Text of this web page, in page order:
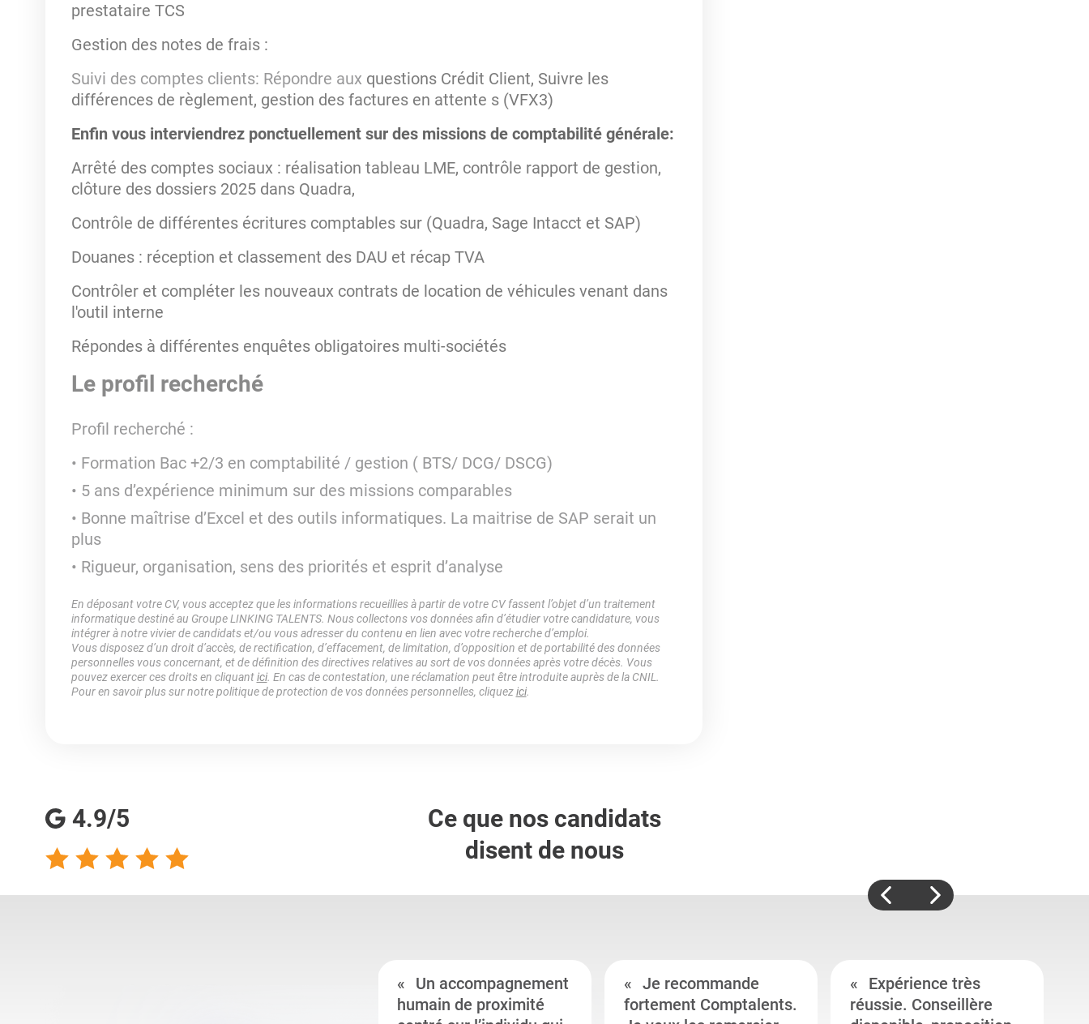
prestataire TCS
Gestion des notes de frais :
Suivi des comptes clients: Répondre aux questions Crédit Client, Suivre les
différences de règlement, gestion des factures en attente s (VFX3)
Enfin vous interviendrez ponctuellement sur des missions de comptabilité générale:
Arrêté des comptes sociaux : réalisation tableau LME, contrôle rapport de gestion,
clôture des dossiers 2025 dans Quadra,
Contrôle de différentes écritures comptables sur (Quadra, Sage Intacct et SAP)
Douanes : réception et classement des DAU et récap TVA
Contrôler et compléter les nouveaux contrats de location de véhicules venant dans
l'outil interne
Répondes à différentes enquêtes obligatoires multi-sociétés
Le profil recherché
Profil recherché :
Formation Bac +2/3 en comptabilité / gestion ( BTS/ DCG/ DSCG)
5 ans d’expérience minimum sur des missions comparables
Bonne maîtrise d’Excel et des outils informatiques. La maitrise de SAP serait un
plus
Rigueur, organisation, sens des priorités et esprit d’analyse
En déposant votre CV, vous acceptez que les informations recueillies à partir de votre CV fassent l’objet d’un traitement
informatique destiné au Groupe LINKING TALENTS. Nous collectons vos données afin d’étudier votre candidature, vous
intégrer à notre vivier de candidats et/ou vous adresser du contenu en lien avec votre recherche d’emploi.
Vous disposez d’un droit d’accès, de rectification, d’effacement, de limitation, d’opposition et de portabilité des données
personnelles vous concernant, et de définition des directives relatives au sort de vos données après votre décès. Vous
pouvez exercer ces droits en cliquantici. En cas de contestation, une réclamation peut être introduite auprès de la CNIL.
Pour en savoir plus sur notre politique de protection de vos données personnelles, cliquezici.
4.9/5
Ce que nos candidats
disent de nous
Un accompagnement
humain de proximité
Je recommande
fortement Comptalents.
Expérience très
réussie. Conseillère